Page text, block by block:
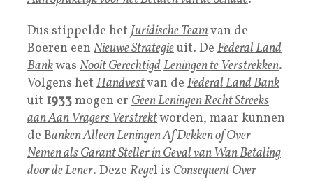
Dus stippelde het Juridische Teamvan de
Boeren een Nieuwe Strategieuit. De Federal Land
Bankwas Nooit GerechtigdLeningen te Verstrekken.
Volgens het Handvestvan de Federal Land Bank
uit 1933mogen er Geen Leningen Recht Streeks
aan Aan Vragers Verstrektworden, maar kunnen
de Banken Alleen Leningen Af Dekken of Over
Nemen als Garant Steller in Geval van Wan Betaling
door de Lener. Deze Regel is Consequent Over